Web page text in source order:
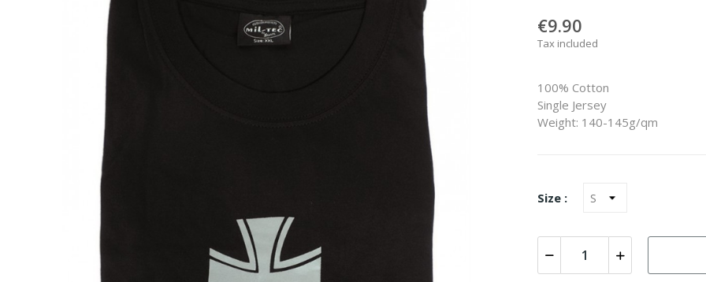
€9.90
Tax included
100% Cotton
Single Jersey
Weight: 140-145g/qm
Size :